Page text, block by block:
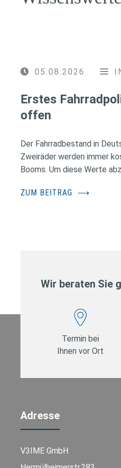
05.08.2026
Erstes
offen
Der Fahrradbestand in
Zweiräder werden immer
Booms. Um diese Werte
ZUM BEITRAG ⟶
Wir beraten Sie
Termin bei
Ihnen vor Ort
Adresse
V3IME GmbH